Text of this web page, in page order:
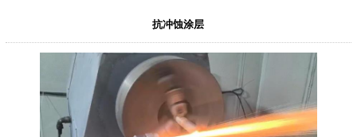
抗冲蚀涂层